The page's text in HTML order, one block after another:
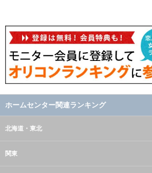
ホームセンター関連ランキング
北海道・東北
関東